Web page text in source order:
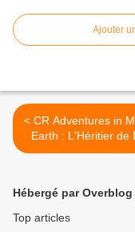
Ajouter
< CR Adventures in Middle-
Earth : L'Héritier de
(10/11)
Hébergé par Overblog
Top articles